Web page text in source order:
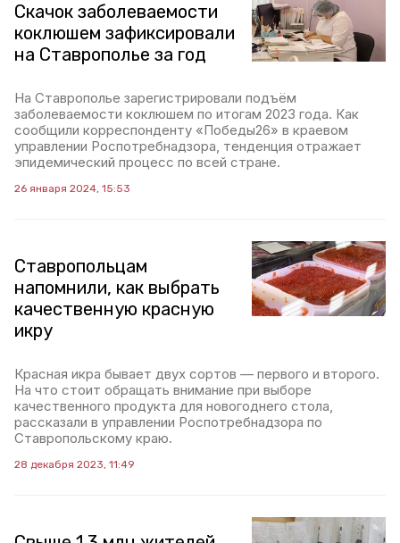
Скачок заболеваемости
коклюшем зафиксировали
на Ставрополье за год
На Ставрополье зарегистрировали подъём
заболеваемости коклюшем по итогам 2023 года. Как
сообщили корреспонденту «Победы26» в краевом
управлении Роспотребнадзора, тенденция отражает
эпидемический процесс по всей стране.
26 января 2024, 15:53
Ставропольцам
напомнили, как выбрать
качественную красную
икру
Красная икра бывает двух сортов — первого и второго.
На что стоит обращать внимание при выборе
качественного продукта для новогоднего стола,
рассказали в управлении Роспотребнадзора по
Ставропольскому краю.
28 декабря 2023, 11:49